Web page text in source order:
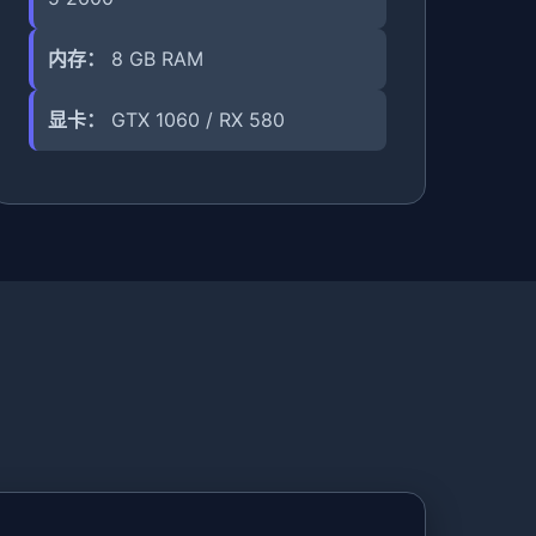
内存： 8 GB RAM
显卡： GTX 1060 / RX 580